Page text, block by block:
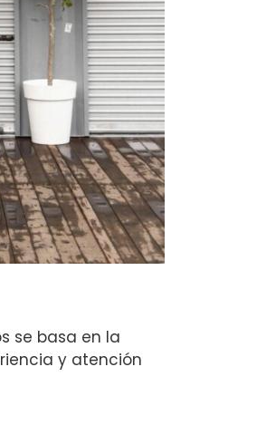
se basa en la
y atención